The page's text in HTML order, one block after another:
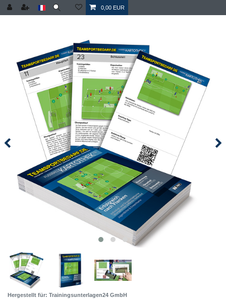
0,00 EUR
Hergestellt für: Trainingsunterlagen24 GmbH